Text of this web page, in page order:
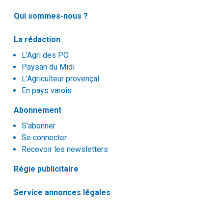
Qui sommes-nous ?
La rédaction
L'Agri des PO
Paysan du Midi
L'Agriculteur provençal
En pays varois
Abonnement
S'abonner
Se connecter
Recevoir les newsletters
Régie publicitaire
Service annonces légales